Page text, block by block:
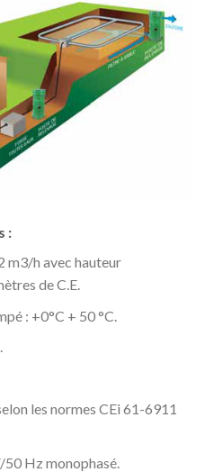
:
m3/h avec hauteur
de C.E.
: +0°C + 50 °C.
les normes CEi 61-6911
Hz monophasé.